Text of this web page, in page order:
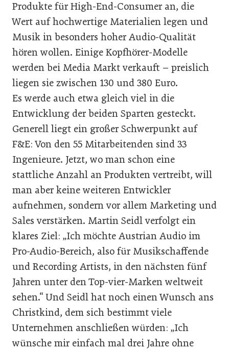
Produkte für High-End-Consumer an, die
Wert auf hochwertige Materialien legen und
Musik in besonders hoher Audio-Qualität
hören wollen. Einige Kopfhörer-Modelle
werden bei Media Markt verkauft – preislich
liegen sie zwischen 130 und 380 Euro.
Es werde auch etwa gleich viel in die
Entwicklung der beiden Sparten gesteckt.
Generell liegt ein großer Schwerpunkt auf
F&E: Von den 55 Mitarbeitenden sind 33
Ingenieure. Jetzt, wo man schon eine
stattliche Anzahl an Produkten vertreibt, will
man aber keine weiteren Entwickler
aufnehmen, sondern vor allem Marketing und
Sales verstärken. Martin Seidl verfolgt ein
klares Ziel: „Ich möchte Austrian Audio im
Pro-Audio-Bereich, also für Musikschaffende
und Recording Artists, in den nächsten fünf
Jahren unter den Top-vier-Marken weltweit
sehen.“ Und Seidl hat noch einen Wunsch ans
Christkind, dem sich bestimmt viele
Unternehmen anschließen würden: „Ich
wünsche mir einfach mal drei Jahre ohne